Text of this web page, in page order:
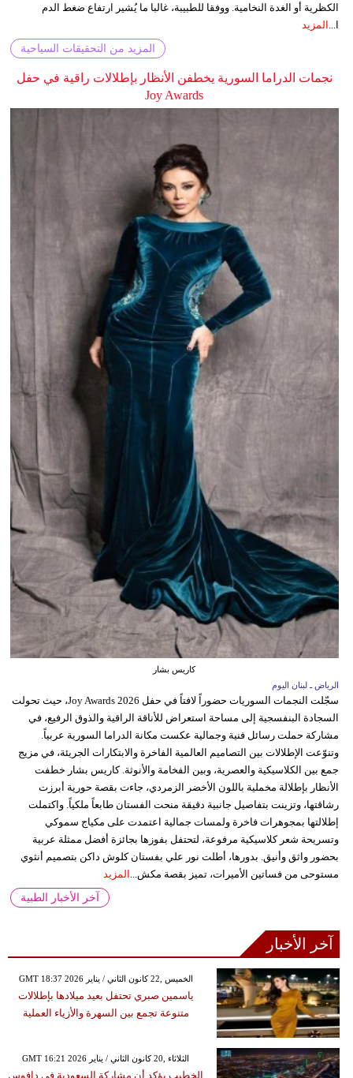
الكظرية أو الغدة النخامية. ووفقا للطبيبة، غالبا ما يُشير ارتفاع ضغط الدم
ا... المزيد
المزيد من التحقيقات السياحية
نجمات الدراما السورية يخطفن الأنظار بإطلالات راقية في حفل
Joy Awards
كاريس بشار
الرياض ـ لبنان اليوم
سجّلت النجمات السوريات حضوراً لافتاً في حفل Joy Awards 2026، حيث تحولت
السجادة البنفسجية إلى مساحة استعراض للأناقة الراقية والذوق الرفيع، في
مشاركة حملت رسائل فنية وجمالية عكست مكانة الدراما السورية عربياً.
وتنوّعت الإطلالات بين التصاميم العالمية الفاخرة والابتكارات الجريئة، في مزيج
جمع بين الكلاسيكية والعصرية، وبين الفخامة والأنوثة. كاريس بشار خطفت
الأنظار بإطلالة مخملية باللون الأخضر الزمردي، جاءت بقصة حورية أبرزت
رشاقتها، وتزينت بتفاصيل جانبية دقيقة منحت الفستان طابعاً ملكياً. واكتملت
إطلالتها بمجوهرات فاخرة ولمسات جمالية اعتمدت على مكياج سموكي
وتسريحة شعر كلاسيكية مرفوعة، لتحتفل بفوزها بجائزة أفضل ممثلة عربية
بحضور واثق وأنيق. بدورها، أطلت نور علي بفستان كلوش داكن بتصميم أنثوي
مستوحى من فساتين الأميرات، تميز بقصة مكش... المزيد
آخر الأخبار الطبية
آخر الأخبار
GMT 18:37 2026 الخميس ,22 كانون الثاني / يناير
ياسمين صبري تحتفل بعيد ميلادها بإطلالات
متنوعة تجمع بين السهرة والأزياء العملية
GMT 16:21 2026 الثلاثاء ,20 كانون الثاني / يناير
الخطيب يؤكد أن مشاركة السعودية في دافوس